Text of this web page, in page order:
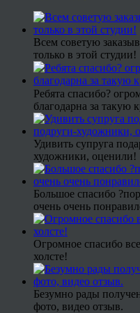
Всем советую
только в этой студии!
Ребята спасибо?
благодарна за такую
Удивить супруга
художники, оценили!
Большое спасибо
очень очень
Огромное спасибо
холсте!
Безумно рады
фото, видео отзыв.